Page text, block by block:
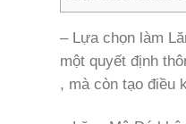
– Lựa chọn làm
một quyết định
, mà còn tạo điều